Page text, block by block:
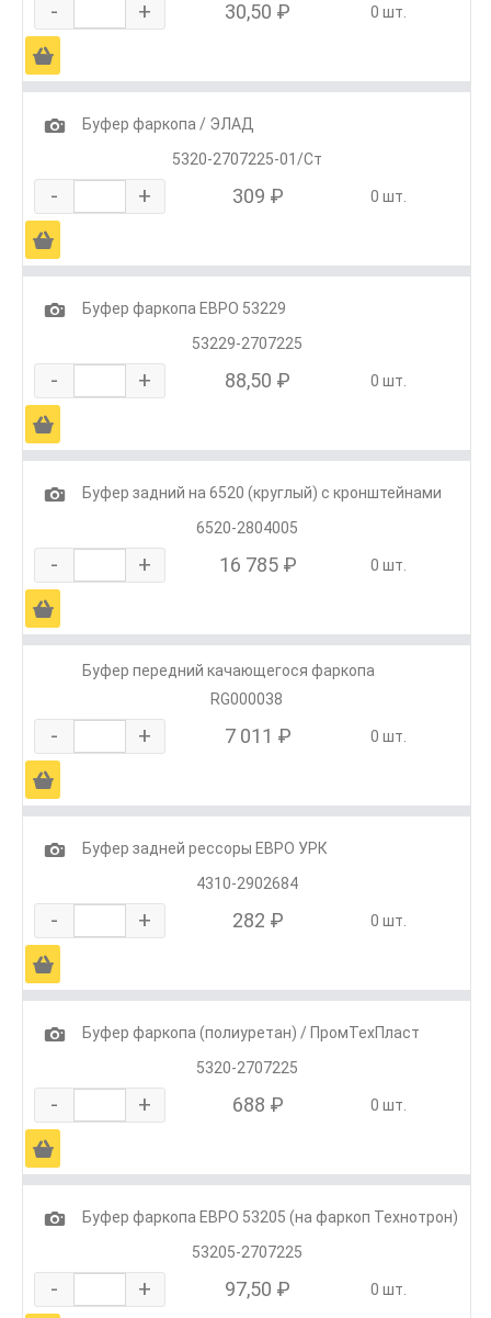
- + 30,50 ₽ 0 шт.
Ä
1
Буфер фаркопа / ЭЛАД
5320-2707225-01/Ст
- + 309 ₽ 0 шт.
Ä
1
Буфер фаркопа ЕВРО 53229
53229-2707225
- + 88,50 ₽ 0 шт.
Ä
1
Буфер задний на 6520 (круглый) с кронштейнами
6520-2804005
- + 16 785 ₽ 0 шт.
Ä
Буфер передний качающегося фаркопа
RG000038
- + 7 011 ₽ 0 шт.
Ä
1
Буфер задней рессоры ЕВРО УРК
4310-2902684
- + 282 ₽ 0 шт.
Ä
1
Буфер фаркопа (полиуретан) / ПромТехПласт
5320-2707225
- + 688 ₽ 0 шт.
Ä
1
Буфер фаркопа ЕВРО 53205 (на фаркоп Технотрон)
53205-2707225
- + 97,50 ₽ 0 шт.